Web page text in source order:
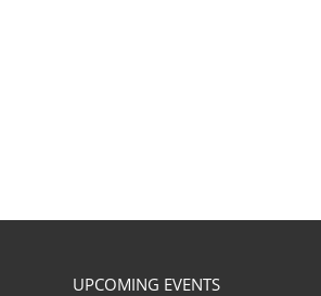
UPCOMING EVENTS